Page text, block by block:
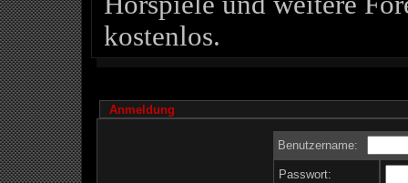
kostenlos.
Anmeldung
Benutzername:
Passwort: